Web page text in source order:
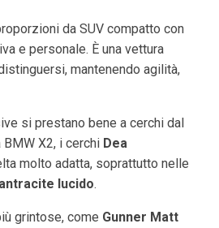
da SUV compatto con
e personale. È una vettura
mantenendo agilità,
si prestano bene a cerchi dal
X2, i cerchi Dea
molto adatta, soprattutto nelle
antracite lucido.
grintose, come Gunner Matt